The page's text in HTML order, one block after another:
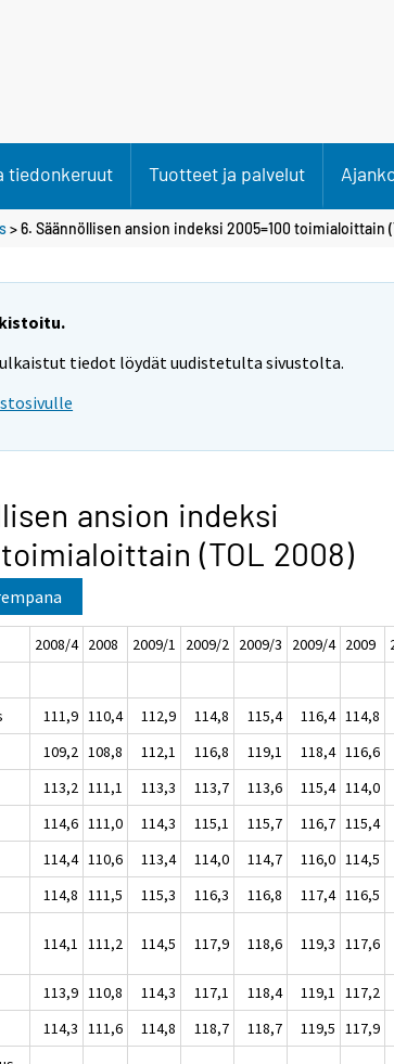
tiedonkeruut Tuotteet ja palvelut
> 6. Säännöllisen ansion indeksi 2005=100 toimialoittain
tiedot löydät uudistetulta sivustolta.
ansion indeksi
(TOL 2008)
2008/4 2008 2009/1 2009/2 2009/3 2009/4 2009
111,9 110,4 112,9 114,8 115,4 116,4 114,8
109,2 108,8 112,1 116,8 119,1 118,4 116,6
113,2 111,1 113,3 113,7 113,6 115,4 114,0
114,6 111,0 114,3 115,1 115,7 116,7 115,4
114,4 110,6 113,4 114,0 114,7 116,0 114,5
114,8 111,5 115,3 116,3 116,8 117,4 116,5
114,1 111,2 114,5 117,9 118,6 119,3 117,6
113,9 110,8 114,3 117,1 118,4 119,1 117,2
114,3 111,6 114,8 118,7 118,7 119,5 117,9